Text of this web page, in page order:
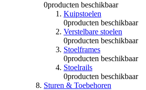
0producten beschikbaar
Kuipstoelen
0producten beschikbaar
Verstelbare stoelen
0producten beschikbaar
Stoelframes
0producten beschikbaar
Stoelrails
0producten beschikbaar
Sturen & Toebehoren